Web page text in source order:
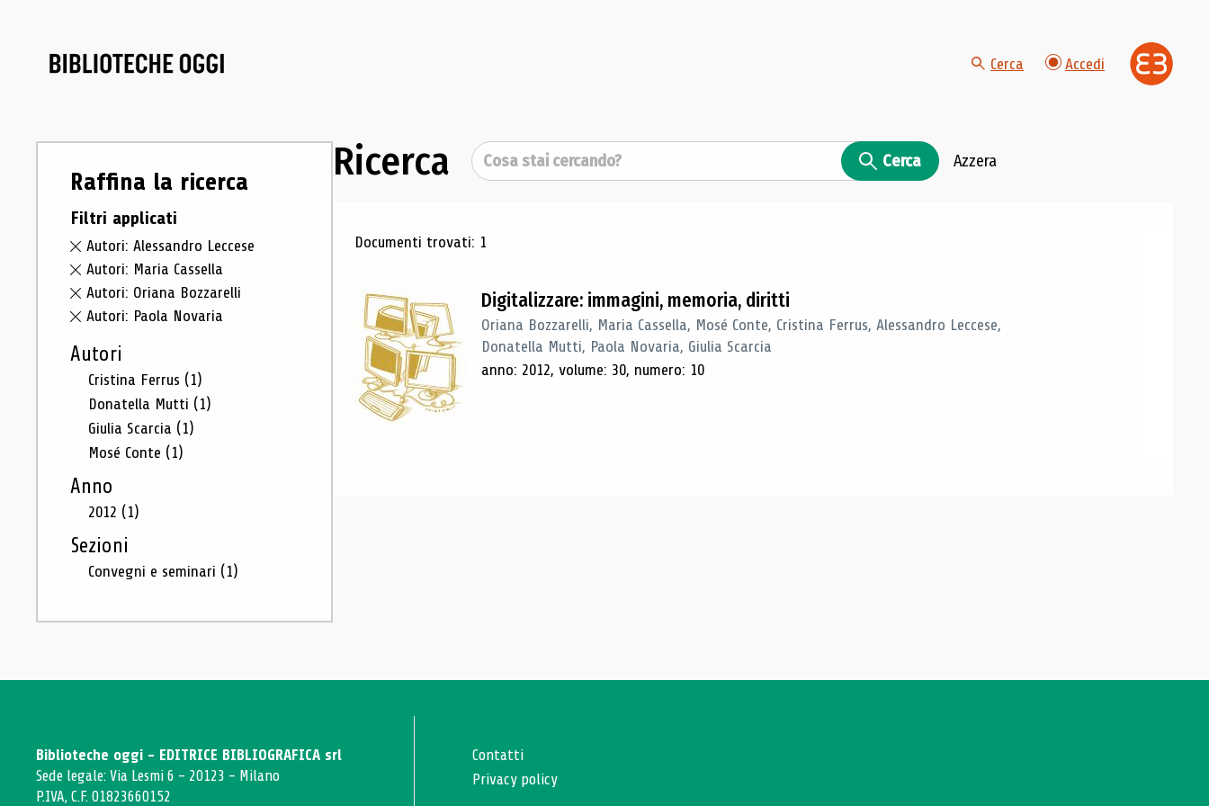
Cerca Accedi
Raffina la ricerca
Filtri applicati
Autori: Alessandro Leccese
Autori: Maria Cassella
Autori: Oriana Bozzarelli
Autori: Paola Novaria
Autori
Cristina Ferrus (1)
Donatella Mutti (1)
Giulia Scarcia (1)
Mosé Conte (1)
Anno
2012 (1)
Sezioni
Convegni e seminari (1)
Ricerca Cerca Cerca Azzera
Risultati di ricerca
Documenti trovati: 1
Digitalizzare: immagini, memoria, diritti
Oriana Bozzarelli, Maria Cassella, Mosé Conte, Cristina Ferrus, Alessandro Leccese,
Donatella Mutti, Paola Novaria, Giulia Scarcia
anno: 2012, volume: 30, numero: 10
Biblioteche oggi - EDITRICE BIBLIOGRAFICA srl
Sede legale: Via Lesmi 6 - 20123 - Milano
P.IVA, C.F. 01823660152
Contatti
Privacy policy